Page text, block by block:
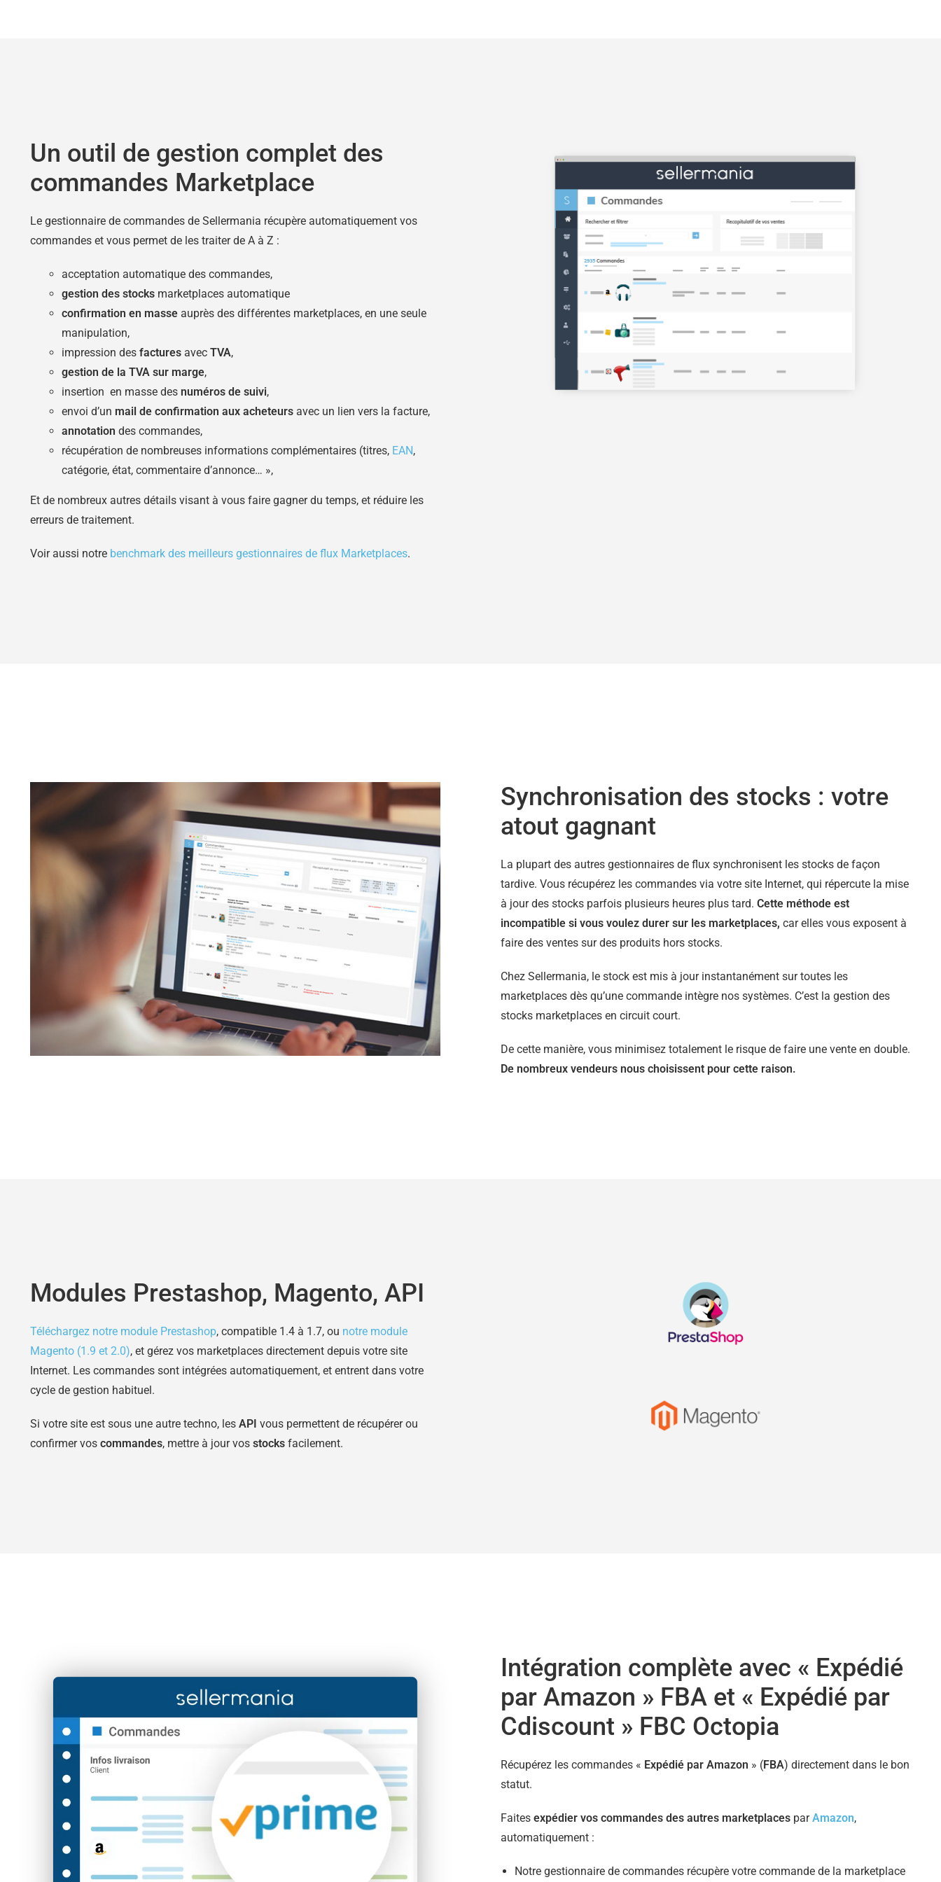
Un outil de gestion complet des
commandes Marketplace
Le gestionnaire de commandes de Sellermania récupère automatiquement vos
commandes et vous permet de les traiter de A à Z :
acceptation automatique des commandes,
gestion des stocksmarketplaces automatique
confirmation en masseauprès des différentes marketplaces, en une seule
manipulation,
impression des facturesavec TVA,
gestion de la TVA sur marge,
insertion en masse des numéros de suivi,
envoi d’un mail de confirmation aux acheteursavec un lien vers la facture,
annotation des commandes,
récupération de nombreuses informations complémentaires (titres, EAN,
catégorie, état, commentaire d’annonce… »,
Et de nombreux autres détails visant à vous faire gagner du temps, et réduire les
erreurs de traitement.
Voir aussi notre benchmark des meilleurs gestionnaires de flux Marketplaces.
Synchronisation des stocks : votre
atout gagnant
La plupart des autres gestionnaires de flux synchronisent les stocks de façon
tardive. Vous récupérez les commandes via votre site Internet, qui répercute la mise
à jour des stocks parfois plusieurs heures plus tard. Cette méthode est
incompatible si vous voulez durer sur les marketplaces, car elles vous exposent à
faire des ventes sur des produits hors stocks.
Chez Sellermania, le stock est mis à jour instantanément sur toutes les
marketplaces dès qu’une commande intègre nos systèmes. C’est la gestion des
stocks marketplaces en circuit court.
De cette manière, vous minimisez totalement le risque de faire une vente en double.
De nombreux vendeurs nous choisissent pour cette raison.
Modules Prestashop, Magento, API
Téléchargez notre module Prestashop, compatible 1.4 à 1.7, ou notre module
Magento (1.9 et 2.0), et gérez vos marketplaces directement depuis votre site
Internet. Les commandes sont intégrées automatiquement, et entrent dans votre
cycle de gestion habituel.
Si votre site est sous une autre techno, les API vous permettent de récupérer ou
confirmer vos commandes, mettre à jour vos stocksfacilement.
Intégration complète avec « Expédié
par Amazon » FBA et « Expédié par
Cdiscount » FBC Octopia
Récupérez les commandes « Expédié par Amazon » (FBA) directement dans le bon
statut.
Faites expédier vos commandes des autres marketplacesparAmazon,
automatiquement :
Notre gestionnaire de commandes récupère votre commande de la marketplace